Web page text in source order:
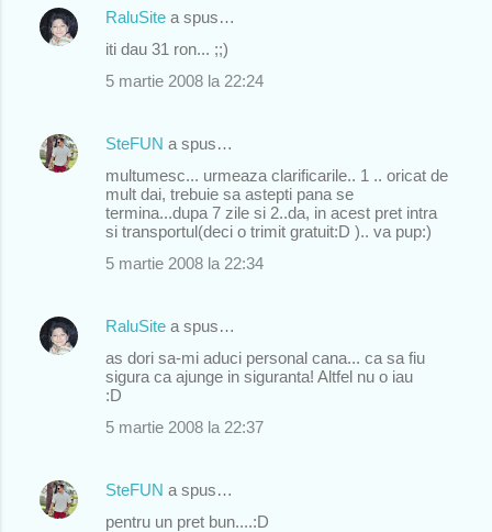
t
a
i
RaluSite a spus…
iti dau 31 ron... ;;)
5 martie 2008 la 22:24
SteFUN a spus…
multumesc... urmeaza clarificarile.. 1 .. oricat de
mult dai, trebuie sa astepti pana se
termina...dupa 7 zile si 2..da, in acest pret intra
si transportul(deci o trimit gratuit:D ).. va pup:)
5 martie 2008 la 22:34
RaluSite a spus…
as dori sa-mi aduci personal cana... ca sa fiu
sigura ca ajunge in siguranta! Altfel nu o iau
:D
5 martie 2008 la 22:37
SteFUN a spus…
pentru un pret bun....:D